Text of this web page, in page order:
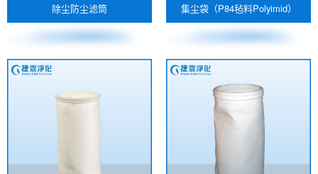
除尘防尘滤筒 集尘袋（P84毡料Polyimid）